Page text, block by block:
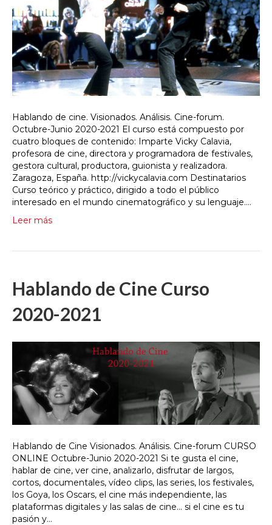
Hablando de cine. Visionados. Análisis. Cine-forum.
Octubre-Junio 2020-2021 El curso está compuesto por
cuatro bloques de contenido: Imparte Vicky Calavia,
profesora de cine, directora y programadora de festivales,
gestora cultural, productora, guionista y realizadora.
Zaragoza, España. http://vickycalavia.com Destinatarios
Curso teórico y práctico, dirigido a todo el público
interesado en el mundo cinematográfico y su lenguaje.…
Leer más
Hablando de Cine Curso
2020-2021
Hablando de Cine Visionados. Análisis. Cine-forum CURSO
ONLINE Octubre-Junio 2020-2021 Si te gusta el cine,
hablar de cine, ver cine, analizarlo, disfrutar de largos,
cortos, documentales, vídeo clips, las series, los festivales,
los Goya, los Oscars, el cine más independiente, las
plataformas digitales y las salas de cine… si el cine es tu
pasión y…